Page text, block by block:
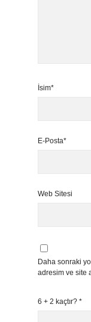
İsim*
E-Posta*
Web Sitesi
Daha sonraki
adresim ve site
6 + 2 kaçtır? *